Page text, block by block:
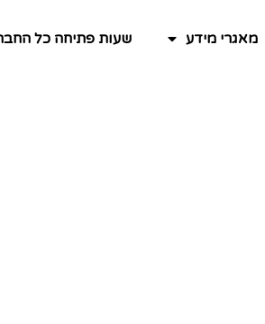
מאגרי מידע שעות פתיחה כל